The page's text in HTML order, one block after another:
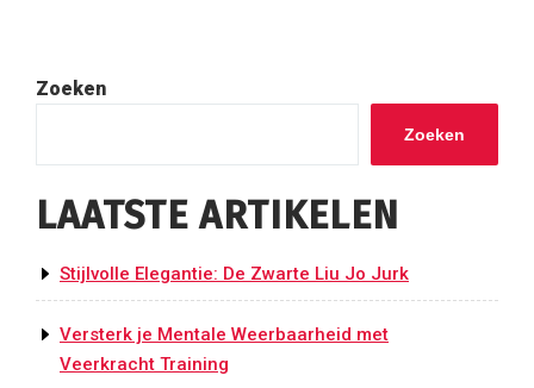
Zoeken
Zoeken
LAATSTE ARTIKELEN
Stijlvolle Elegantie: De Zwarte Liu Jo Jurk
Versterk je Mentale Weerbaarheid met
Veerkracht Training